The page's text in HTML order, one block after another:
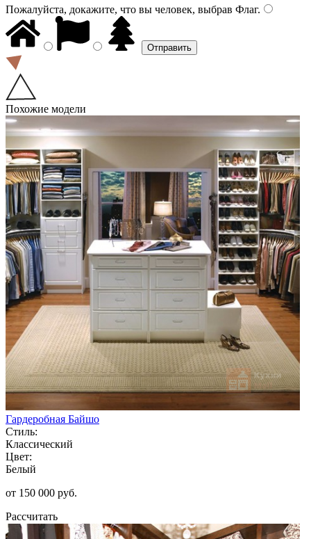
Пожалуйста, докажите, что вы человек, выбрав Флаг.
Похожие модели
Гардеробная Байшо
Стиль:
Классический
Цвет:
Белый
от 150 000 руб.
Рассчитать